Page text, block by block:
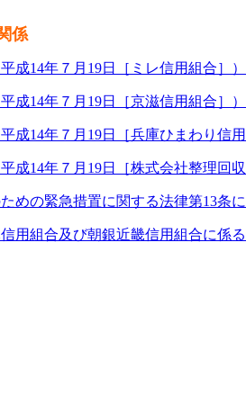
係
成14年７月19日［ミレ信用組合］）
成14年７月19日［京滋信用組合］）
成14年７月19日［兵庫ひまわり信
成14年７月19日［株式会社整理回
めの緊急措置に関する法律第13条
用組合及び朝銀近畿信用組合に係